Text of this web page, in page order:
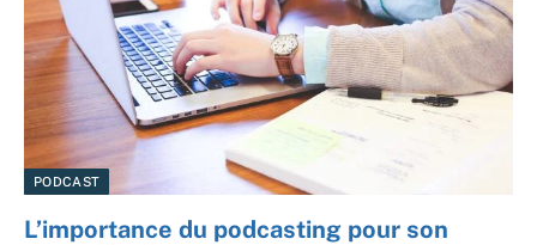
PODCAST
L’importance du podcasting pour son